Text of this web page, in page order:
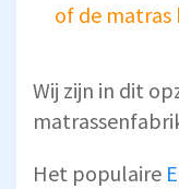
of de matras
Wij zijn in dit
Het populaire